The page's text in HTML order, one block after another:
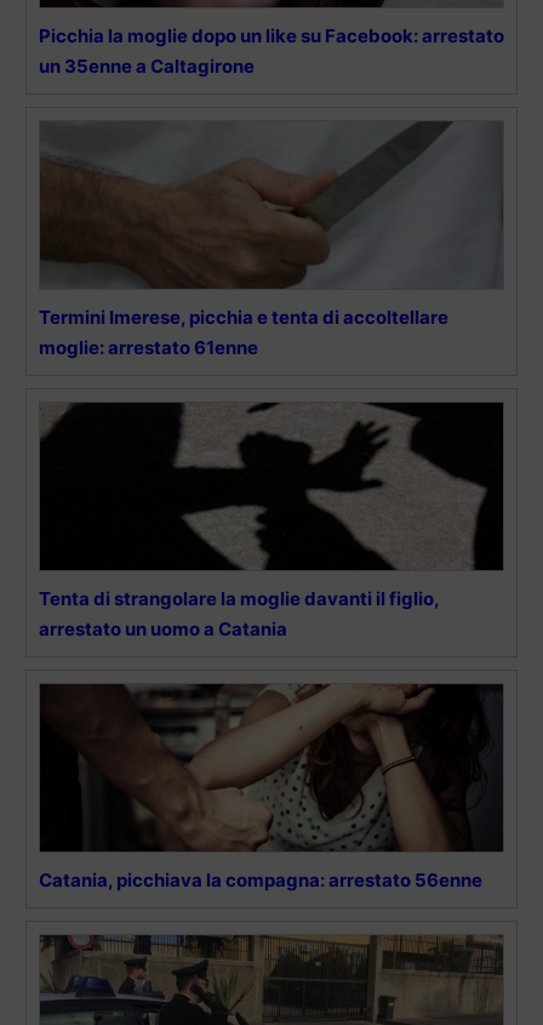
Picchia la moglie dopo un like su Facebook: arrestato
un 35enne a Caltagirone
Termini Imerese, picchia e tenta di accoltellare
moglie: arrestato 61enne
Tenta di strangolare la moglie davanti il figlio,
arrestato un uomo a Catania
Catania, picchiava la compagna: arrestato 56enne